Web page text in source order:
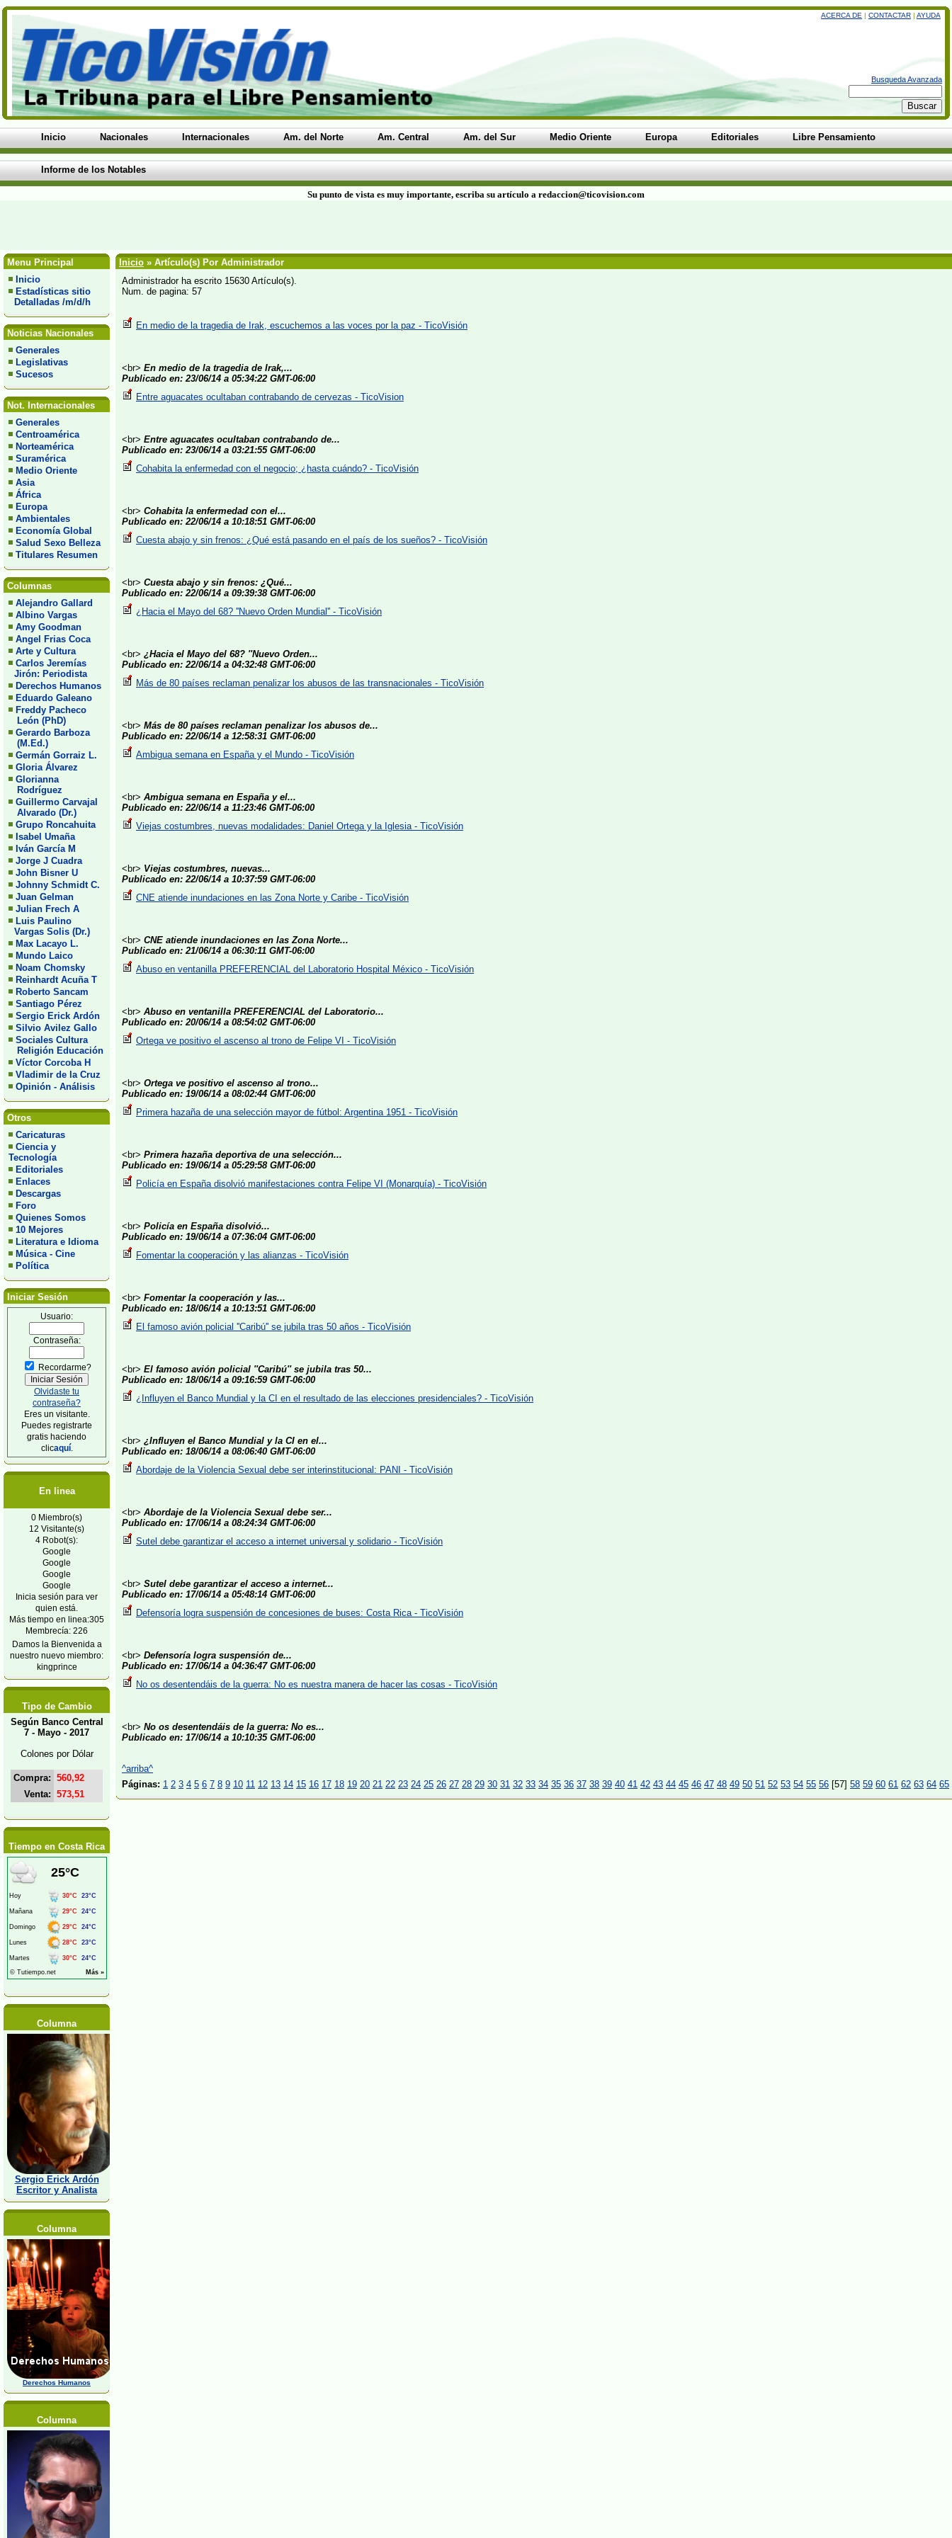
ACERCA DE | CONTACTAR | AYUDA
Busqueda Avanzada
Inicio Nacionales Internacionales Am. del Norte Am. Central Am. del Sur Medio Oriente Europa Editoriales Libre Pensamiento
Informe de los Notables
Su punto de vista es muy importante, escriba su artículo a redaccion@ticovision.com
Menu Principal
Inicio
Estadísticas sitio
Detalladas /m/d/h
Noticias Nacionales
Generales
Legislativas
Sucesos
Not. Internacionales
Generales
Centroamérica
Norteamérica
Suramérica
Medio Oriente
Asia
África
Europa
Ambientales
Economía Global
Salud Sexo Belleza
Titulares Resumen
Columnas
Alejandro Gallard
Albino Vargas
Amy Goodman
Angel Frias Coca
Arte y Cultura
Carlos Jeremías
Jirón: Periodista
Derechos Humanos
Eduardo Galeano
Freddy Pacheco
León (PhD)
Gerardo Barboza
(M.Ed.)
Germán Gorraiz L.
Gloria Álvarez
Glorianna
Rodríguez
Guillermo Carvajal
Alvarado (Dr.)
Grupo Roncahuita
Isabel Umaña
Iván García M
Jorge J Cuadra
John Bisner U
Johnny Schmidt C.
Juan Gelman
Julian Frech A
Luis Paulino
Vargas Solis (Dr.)
Max Lacayo L.
Mundo Laico
Noam Chomsky
Reinhardt Acuña T
Roberto Sancam
Santiago Pérez
Sergio Erick Ardón
Silvio Avilez Gallo
Sociales Cultura
Religión Educación
Víctor Corcoba H
Vladimir de la Cruz
Opinión - Análisis
Otros
Caricaturas
Ciencia y
Tecnología
Editoriales
Enlaces
Descargas
Foro
Quienes Somos
10 Mejores
Literatura e Idioma
Música - Cine
Política
Iniciar Sesión
Usuario:
Contraseña:
Recordarme?
Olvidaste tu
contraseña?
Eres un visitante.
Puedes registrarte
gratis haciendo
clicaquí.
En linea
0 Miembro(s)
12 Visitante(s)
4 Robot(s):
Google
Google
Google
Google
Inicia sesión para ver
quien está.
Más tiempo en linea:305
Membrecía: 226
Damos la Bienvenida a
nuestro nuevo miembro:
kingprince
Tipo de Cambio
Según Banco Central
7 - Mayo - 2017
Colones por Dólar
Compra: 560,92
Venta: 573,51
Tiempo en Costa Rica
Columna
Sergio Erick Ardón
Escritor y Analista
Columna
Derechos Humanos
Columna
Inicio » Artículo(s) Por Administrador
Administrador ha escrito 15630 Artículo(s).
Num. de pagina: 57
En medio de la tragedia de Irak, escuchemos a las voces por la paz - TicoVisión
<br> En medio de la tragedia de Irak,...
Publicado en: 23/06/14 a 05:34:22 GMT-06:00
Entre aguacates ocultaban contrabando de cervezas - TicoVision
<br> Entre aguacates ocultaban contrabando de...
Publicado en: 23/06/14 a 03:21:55 GMT-06:00
Cohabita la enfermedad con el negocio; ¿hasta cuándo? - TicoVisión
<br> Cohabita la enfermedad con el...
Publicado en: 22/06/14 a 10:18:51 GMT-06:00
Cuesta abajo y sin frenos: ¿Qué está pasando en el país de los sueños? - TicoVisión
<br> Cuesta abajo y sin frenos: ¿Qué...
Publicado en: 22/06/14 a 09:39:38 GMT-06:00
¿Hacia el Mayo del 68? ''Nuevo Orden Mundial'' - TicoVisión
<br> ¿Hacia el Mayo del 68? ''Nuevo Orden...
Publicado en: 22/06/14 a 04:32:48 GMT-06:00
Más de 80 países reclaman penalizar los abusos de las transnacionales - TicoVisión
<br> Más de 80 países reclaman penalizar los abusos de...
Publicado en: 22/06/14 a 12:58:31 GMT-06:00
Ambigua semana en España y el Mundo - TicoVisión
<br> Ambigua semana en España y el...
Publicado en: 22/06/14 a 11:23:46 GMT-06:00
Viejas costumbres, nuevas modalidades: Daniel Ortega y la Iglesia - TicoVisión
<br> Viejas costumbres, nuevas...
Publicado en: 22/06/14 a 10:37:59 GMT-06:00
CNE atiende inundaciones en las Zona Norte y Caribe - TicoVisión
<br> CNE atiende inundaciones en las Zona Norte...
Publicado en: 21/06/14 a 06:30:11 GMT-06:00
Abuso en ventanilla PREFERENCIAL del Laboratorio Hospital México - TicoVisión
<br> Abuso en ventanilla PREFERENCIAL del Laboratorio...
Publicado en: 20/06/14 a 08:54:02 GMT-06:00
Ortega ve positivo el ascenso al trono de Felipe VI - TicoVisión
<br> Ortega ve positivo el ascenso al trono...
Publicado en: 19/06/14 a 08:02:44 GMT-06:00
Primera hazaña de una selección mayor de fútbol: Argentina 1951 - TicoVisión
<br> Primera hazaña deportiva de una selección...
Publicado en: 19/06/14 a 05:29:58 GMT-06:00
Policía en España disolvió manifestaciones contra Felipe VI (Monarquía) - TicoVisión
<br> Policía en España disolvió...
Publicado en: 19/06/14 a 07:36:04 GMT-06:00
Fomentar la cooperación y las alianzas - TicoVisión
<br> Fomentar la cooperación y las...
Publicado en: 18/06/14 a 10:13:51 GMT-06:00
El famoso avión policial ''Caribú'' se jubila tras 50 años - TicoVisión
<br> El famoso avión policial ''Caribú'' se jubila tras 50...
Publicado en: 18/06/14 a 09:16:59 GMT-06:00
¿Influyen el Banco Mundial y la CI en el resultado de las elecciones presidenciales? - TicoVisión
<br> ¿Influyen el Banco Mundial y la CI en el...
Publicado en: 18/06/14 a 08:06:40 GMT-06:00
Abordaje de la Violencia Sexual debe ser interinstitucional: PANI - TicoVisión
<br> Abordaje de la Violencia Sexual debe ser...
Publicado en: 17/06/14 a 08:24:34 GMT-06:00
Sutel debe garantizar el acceso a internet universal y solidario - TicoVisión
<br> Sutel debe garantizar el acceso a internet...
Publicado en: 17/06/14 a 05:48:14 GMT-06:00
Defensoría logra suspensión de concesiones de buses: Costa Rica - TicoVisión
<br> Defensoría logra suspensión de...
Publicado en: 17/06/14 a 04:36:47 GMT-06:00
No os desentendáis de la guerra: No es nuestra manera de hacer las cosas - TicoVisión
<br> No os desentendáis de la guerra: No es...
Publicado en: 17/06/14 a 10:10:35 GMT-06:00
^arriba^
Páginas: 1 2 3 4 5 6 7 8 9 10 11 12 13 14 15 16 17 18 19 20 21 22 23 24 25 26 27 28 29 30 31 32 33 34 35 36 37 38 39 40 41 42 43 44 45 46 47 48 49 50 51 52 53 54 55 56 [57] 58 59 60 61 62 63 64 65